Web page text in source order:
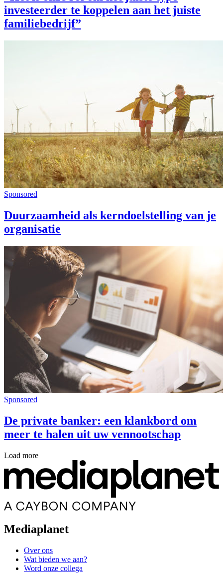
investeerder te koppelen aan het juiste
familiebedrijf”
Sponsored
Duurzaamheid als kerndoelstelling van je
organisatie
Sponsored
De private banker: een klankbord om
meer te halen uit uw vennootschap
Load more
Mediaplanet
Over ons
Wat bieden we aan?
Word onze collega